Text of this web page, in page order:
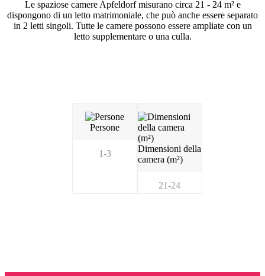
Le spaziose camere Apfeldorf misurano circa 21 - 24 m² e
dispongono di un letto matrimoniale, che può anche essere separato
in 2 letti singoli. Tutte le camere possono essere ampliate con un
letto supplementare o una culla.
Persone
1-3
Dimensioni della
camera (m²)
21-24